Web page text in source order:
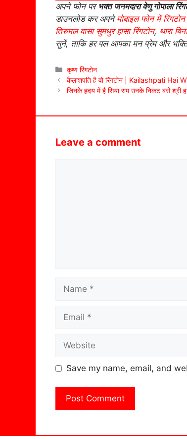
अपने फोन पर भक्त जनमदारा वेणु गोपाला
डाउनलोड कर अपनेमोबाइल फोन में
तिरुमल वासा सुमधुर हासा रिंगटोन, थारा
सुनें, ताकि हर पल आपका मन प्रेम और
Categories
कृष्ण रिंगटोन
कैलाशपति है वो रिंगटोन | Kailashpati Hai
जिनके हृदय में है सिया राम उनके निकट बसे श्री
Leave a comment
Save my name, email, and